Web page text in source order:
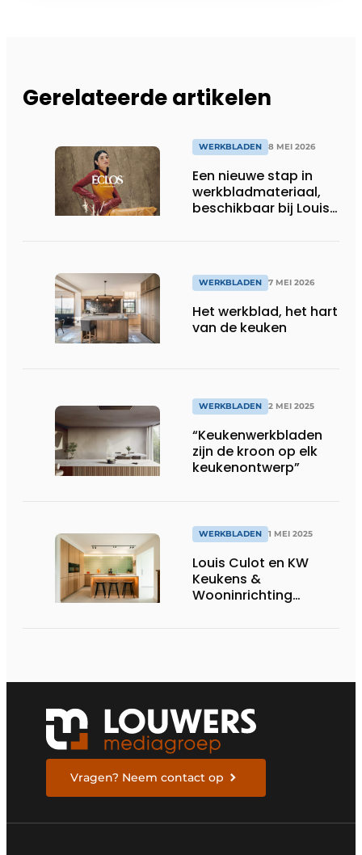
Gerelateerde artikelen
WERKBLADEN 8 MEI 2026
Een nieuwe stap in
werkbladmateriaal,
beschikbaar bij Louis
WERKBLADEN 7 MEI 2026
Het werkblad, het hart
van de keuken
WERKBLADEN 2 MEI 2025
“Keukenwerkbladen
zijn de kroon op elk
keukenontwerp”
WERKBLADEN 1 MEI 2025
Louis Culot en KW
Keukens &
Wooninrichting
Vragen? Neem contact op